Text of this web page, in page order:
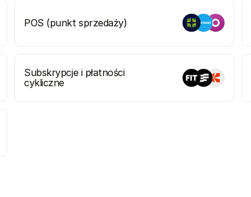
POS (punkt sprzedaży)
Subskrypcje i płatności
cykliczne